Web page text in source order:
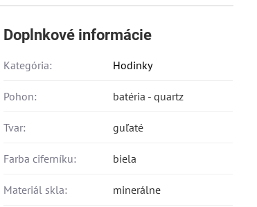
Doplnkové informácie
Kategória: Hodinky
Pohon: batéria - quartz
Tvar: guľaté
Farba ciferníku: biela
Materiál skla: minerálne